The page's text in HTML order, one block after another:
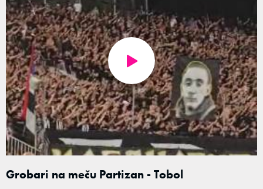
Grobari na meču Partizan - Tobol